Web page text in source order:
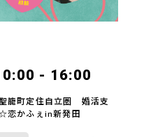
- 16:00
籠町定住自立圏 婚活支
恋かふぇin新発田